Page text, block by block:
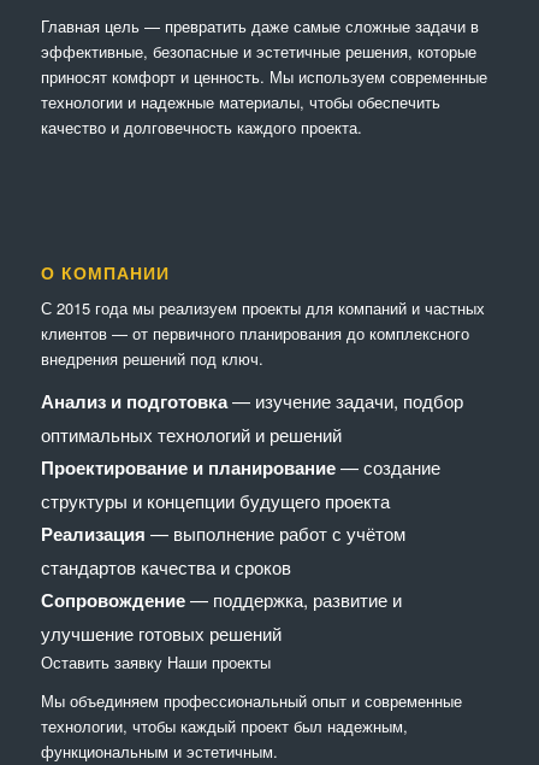
Главная цель — превратить даже самые сложные задачи в
эффективные, безопасные и эстетичные решения, которые
приносят комфорт и ценность. Мы используем современные
технологии и надежные материалы, чтобы обеспечить
качество и долговечность каждого проекта.
О КОМПАНИИ
С 2015 года мы реализуем проекты для компаний и частных
клиентов — от первичного планирования до комплексного
внедрения решений под ключ.
Анализ и подготовка— изучение задачи, подбор
оптимальных технологий и решений
Проектирование и планирование— создание
структуры и концепции будущего проекта
Реализация — выполнение работ с учётом
стандартов качества и сроков
Сопровождение— поддержка, развитие и
улучшение готовых решений
Оставить заявку Наши проекты
Мы объединяем профессиональный опыт и современные
технологии, чтобы каждый проект был надежным,
функциональным и эстетичным.